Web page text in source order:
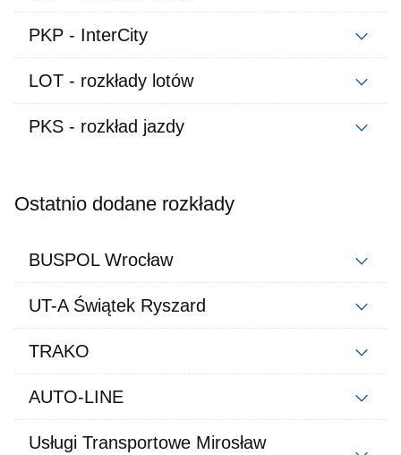
PKP - InterCity
LOT - rozkłady lotów
PKS - rozkład jazdy
Ostatnio dodane rozkłady
BUSPOL Wrocław
UT-A Świątek Ryszard
TRAKO
AUTO-LINE
Usługi Transportowe Mirosław